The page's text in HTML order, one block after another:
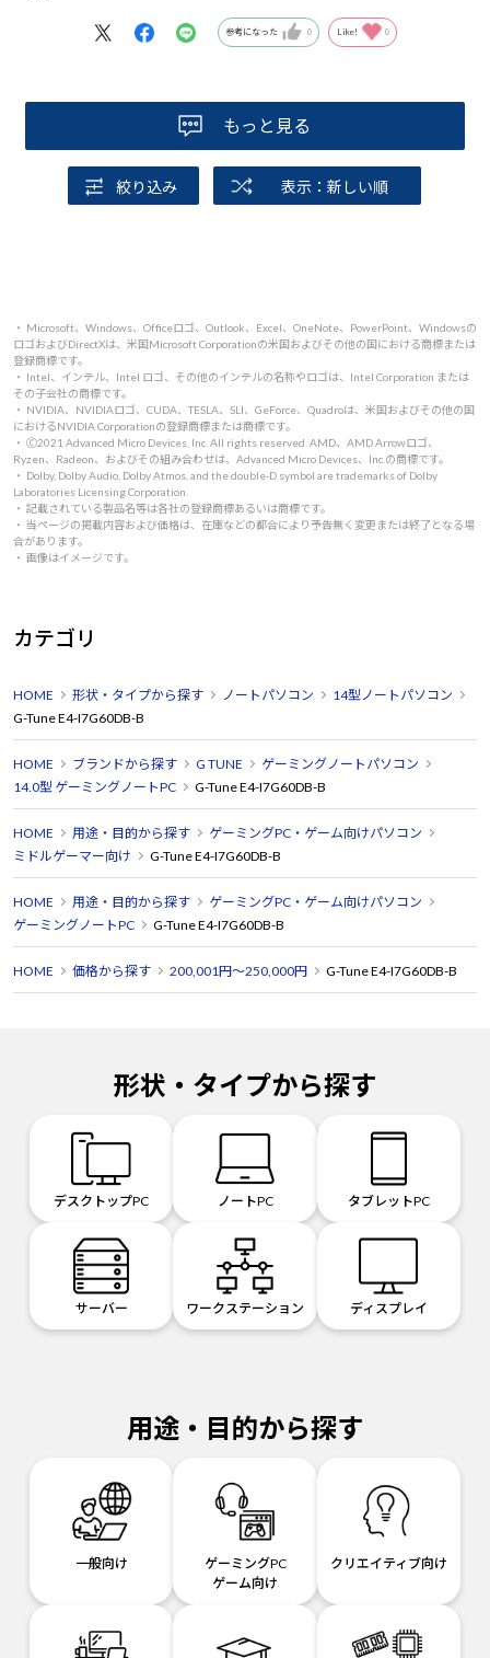
参考になった 0 Like! 0
もっと見る
絞り込み 表示：新しい順
・ Microsoft、Windows、Officeロゴ、Outlook、Excel、OneNote、PowerPoint、Windowsの
ロゴおよびDirectXは、米国Microsoft Corporationの米国およびその他の国における商標または
登録商標です。
・ Intel、インテル、Intel ロゴ、その他のインテルの名称やロゴは、Intel Corporation または
その子会社の商標です。
・ NVIDIA、NVIDIAロゴ、CUDA、TESLA、SLI、GeForce、Quadroは、米国およびその他の国
におけるNVIDIA Corporationの登録商標または商標です。
・ 🄫2021 Advanced Micro Devices, Inc. All rights reserved. AMD、AMD Arrowロゴ、
Ryzen、Radeon、およびその組み合わせは、Advanced Micro Devices、Inc.の商標です。
・ Dolby, Dolby Audio, Dolby Atmos, and the double-D symbol are trademarks of Dolby
Laboratories Licensing Corporation.
・ 記載されている製品名等は各社の登録商標あるいは商標です。
・ 当ページの掲載内容および価格は、在庫などの都合により予告無く変更または終了となる場
合があります。
・ 画像はイメージです。
カテゴリ
HOME 形状・タイプから探す ノートパソコン
14型ノートパソコン
G-Tune E4-I7G60DB-B
HOME ブランドから探す G TUNE
ゲーミングノートパソコン
14.0型 ゲーミングノートPC
G-Tune E4-I7G60DB-B
HOME 用途・目的から探す
ゲーミングPC・ゲーム向けパソコン
ミドルゲーマー向け
G-Tune E4-I7G60DB-B
HOME 用途・目的から探す
ゲーミングPC・ゲーム向けパソコン
ゲーミングノートPC
G-Tune E4-I7G60DB-B
HOME 価格から探す 200,001円～250,000円 G-Tune E4-I7G60DB-B
形状・タイプから探す
デスクトップPC ノートPC タブレットPC
サーバー ワークステーション ディスプレイ
用途・目的から探す
一般向け
ゲーミングPC
ゲーム向け
クリエイティブ向け